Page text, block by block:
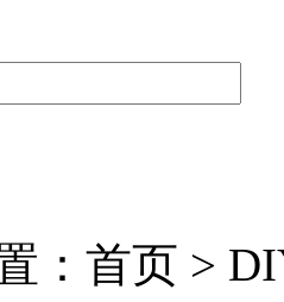
：首页 >